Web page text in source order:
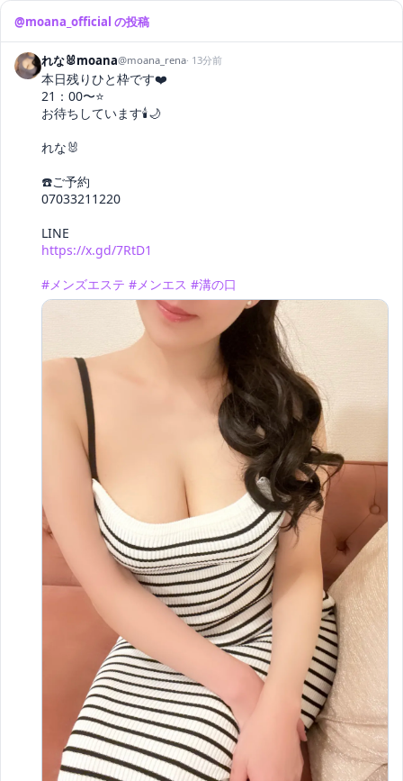
@moana_official の投稿
れな🐰moana@moana_rena· 13分前
本日残りひと枠です❤️
21：00〜⭐️
お待ちしています🕯️🌙
れな🐰
☎️ご予約
07033211220
https://x.gd/7RtD1
#メンズエステ #メンエス #溝の口